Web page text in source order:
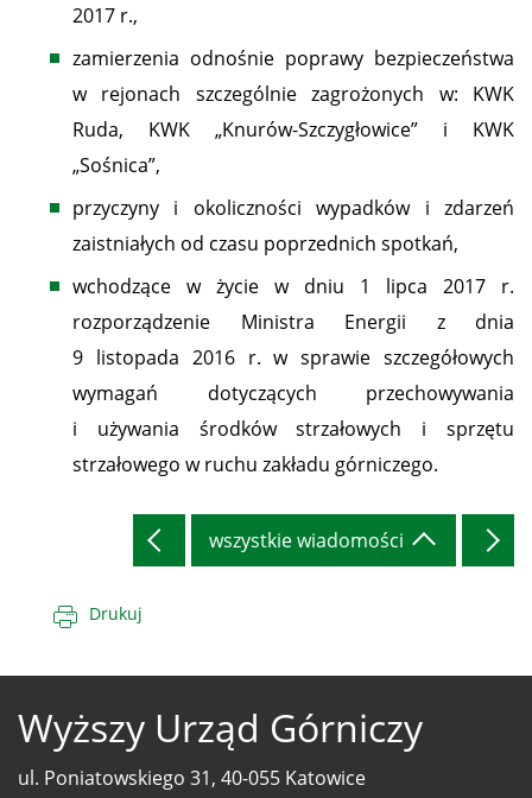
2017 r.,
zamierzenia odnośnie poprawy bezpieczeństwa
w rejonach szczególnie zagrożonych w: KWK
Ruda, KWK „Knurów-Szczygłowice” i KWK
„Sośnica”,
przyczyny i okoliczności wypadków i zdarzeń
zaistniałych od czasu poprzednich spotkań,
wchodzące w życie w dniu 1 lipca 2017 r.
rozporządzenie Ministra Energii z dnia
9 listopada 2016 r. w sprawie szczegółowych
wymagań dotyczących przechowywania
i używania środków strzałowych i sprzętu
strzałowego w ruchu zakładu górniczego.
wszystkie wiadomości
Drukuj
Wyższy Urząd Górniczy
ul. Poniatowskiego 31, 40-055 Katowice